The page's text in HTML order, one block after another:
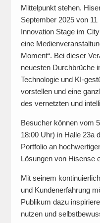
Mittelpunkt stehen.
September 2025 von
Innovation Stage im
eine
Moment“. Bei dieser
neuesten Durchbrüche
Technologie und KI-
vorstellen und eine
des vernetzten und
Besucher können vom
18:00 Uhr) in Halle 23a
Portfolio an
Lösungen von Hisense
Mit seinem
und Kundenerfahrung
Publikum dazu
nutzen und